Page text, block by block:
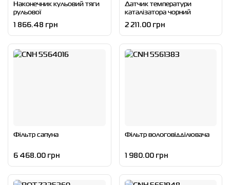
Наконечник кульовий тяги
рульової
1 866.48 грн
Датчик температури
каталізатора чорний
2 211.00 грн
Фільтр сапуна
6 468.00 грн
Фільтр вологовідділювача
1 980.00 грн